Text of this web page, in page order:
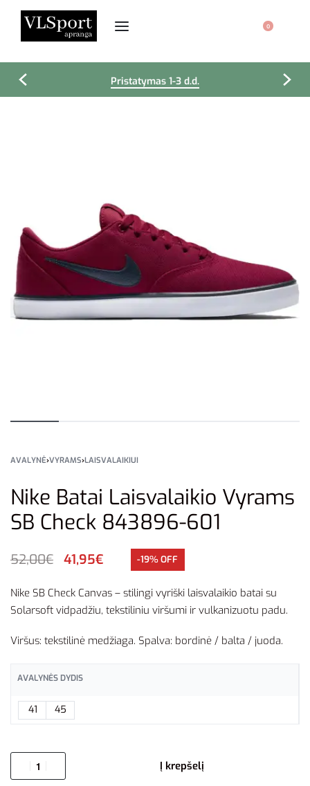
0
Pristatymas 1-3 d.d.
AVALYNĖ›VYRAMS›LAISVALAIKIUI
Nike Batai Laisvalaikio Vyrams
SB Check 843896-601
52,00€ 41,95€ -19% OFF
Nike SB Check Canvas – stilingi vyriški laisvalaikio batai su
Solarsoft vidpadžiu, tekstiliniu viršumi ir vulkanizuotu padu.
Viršus: tekstilinė medžiaga. Spalva: bordinė / balta / juoda.
AVALYNĖS DYDIS
41 45
Į krepšelį